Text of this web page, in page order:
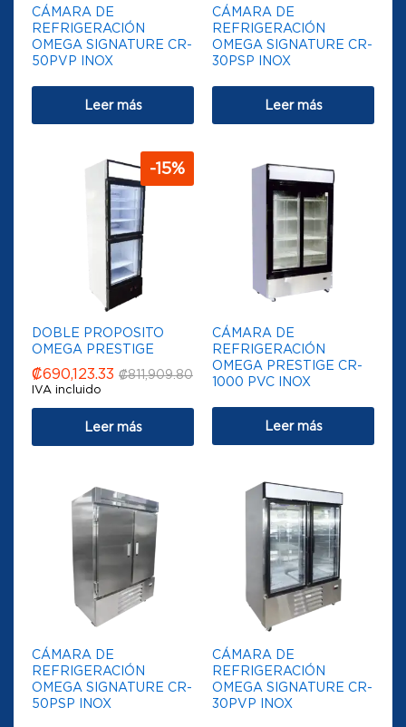
CÁMARA DE
REFRIGERACIÓN
OMEGA SIGNATURE CR-
50PVP INOX
Leer más
CÁMARA DE
REFRIGERACIÓN
OMEGA SIGNATURE CR-
30PSP INOX
Leer más
-15%
DOBLE PROPOSITO
OMEGA PRESTIGE
₡690,123.33 ₡811,909.80
IVA incluido
Leer más
CÁMARA DE
REFRIGERACIÓN
OMEGA PRESTIGE CR-
1000 PVC INOX
Leer más
CÁMARA DE
REFRIGERACIÓN
OMEGA SIGNATURE CR-
50PSP INOX
CÁMARA DE
REFRIGERACIÓN
OMEGA SIGNATURE CR-
30PVP INOX